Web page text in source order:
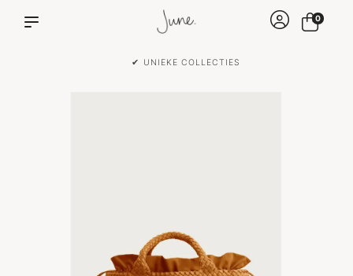
✔ VOOR 15:00 BESTELD IS DEZELFDE DAG
0